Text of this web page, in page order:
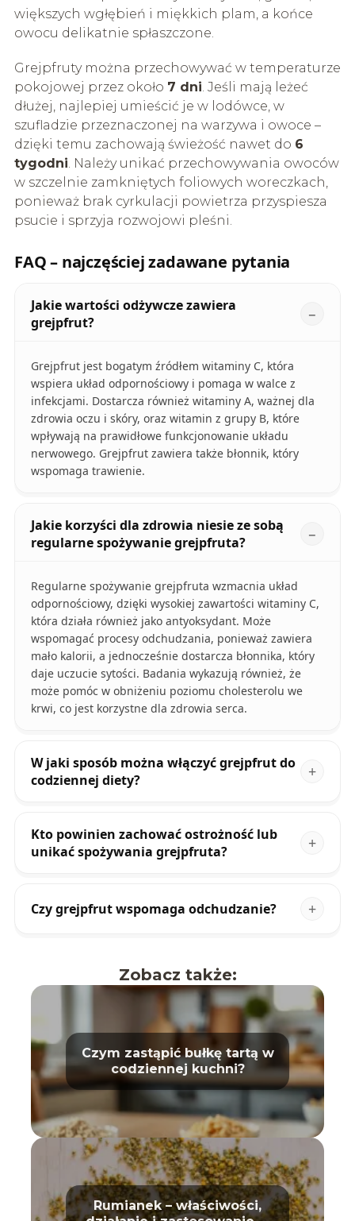
większych wgłębień i miękkich plam, a końce
owocu delikatnie spłaszczone.
Grejpfruty można przechowywać w temperaturze
pokojowej przez około 7 dni. Jeśli mają leżeć
dłużej, najlepiej umieścić je w lodówce, w
szufladzie przeznaczonej na warzywa i owoce –
dzięki temu zachowają świeżość nawet do 6
tygodni. Należy unikać przechowywania owoców
w szczelnie zamkniętych foliowych woreczkach,
ponieważ brak cyrkulacji powietrza przyspiesza
psucie i sprzyja rozwojowi pleśni.
FAQ – najczęściej zadawane pytania
Jakie wartości odżywcze zawiera
grejpfrut?
Grejpfrut jest bogatym źródłem witaminy C, która
wspiera układ odpornościowy i pomaga w walce z
infekcjami. Dostarcza również witaminy A, ważnej dla
zdrowia oczu i skóry, oraz witamin z grupy B, które
wpływają na prawidłowe funkcjonowanie układu
nerwowego. Grejpfrut zawiera także błonnik, który
wspomaga trawienie.
Jakie korzyści dla zdrowia niesie ze sobą
regularne spożywanie grejpfruta?
Regularne spożywanie grejpfruta wzmacnia układ
odpornościowy, dzięki wysokiej zawartości witaminy C,
która działa również jako antyoksydant. Może
wspomagać procesy odchudzania, ponieważ zawiera
mało kalorii, a jednocześnie dostarcza błonnika, który
daje uczucie sytości. Badania wykazują również, że
może pomóc w obniżeniu poziomu cholesterolu we
krwi, co jest korzystne dla zdrowia serca.
W jaki sposób można włączyć grejpfrut do
codziennej diety?
Kto powinien zachować ostrożność lub
unikać spożywania grejpfruta?
Czy grejpfrut wspomaga odchudzanie?
Zobacz także:
Czym zastąpić bułkę tartą w
codziennej kuchni?
Rumianek – właściwości,